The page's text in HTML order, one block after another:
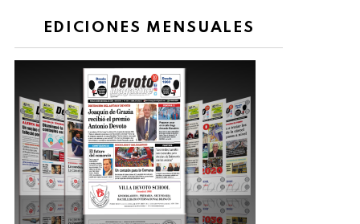
EDICIONES MENSUALES